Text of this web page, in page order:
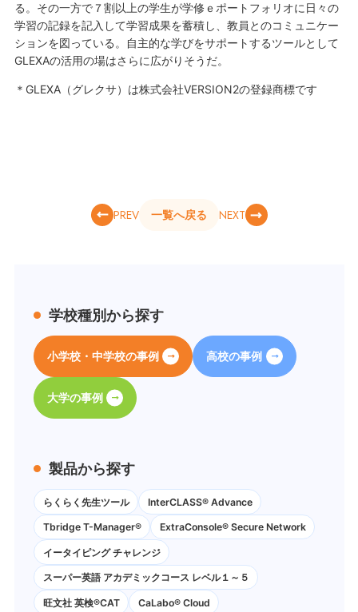
る。その一方で７割以上の学生が学修ｅポートフォリオに日々の
学習の記録を記入して学習成果を蓄積し、教員とのコミュニケー
ションを図っている。自主的な学びをサポートするツールとして
GLEXAの活用の場はさらに広がりそうだ。
＊GLEXA（グレクサ）は株式会社VERSION2の登録商標です
PREV 一覧へ戻る NEXT
学校種別から探す
小学校・中学校の事例 高校の事例
大学の事例
製品から探す
らくらく先生ツール InterCLASS® Advance
Tbridge T-Manager® ExtraConsole® Secure Network
イータイピング チャレンジ
スーパー英語 アカデミックコース レベル１～５
旺文社 英検®CAT CaLabo®︎ Cloud